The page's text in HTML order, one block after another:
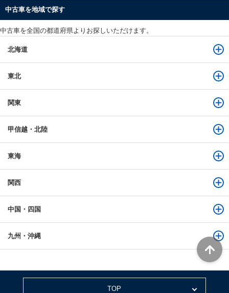
中古車を地域で探す
中古車を全国の都道府県よりお探しいただけます。
北海道
東北
関東
甲信越・北陸
東海
関西
中国・四国
九州・沖縄
TOP